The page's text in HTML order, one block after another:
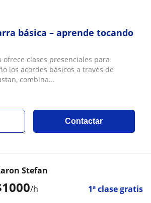
básica – aprende tocando
clases presenciales para
los acordes básicos a través de
combina...
Contactar
1000/h 1ª clase gratis
Stefan